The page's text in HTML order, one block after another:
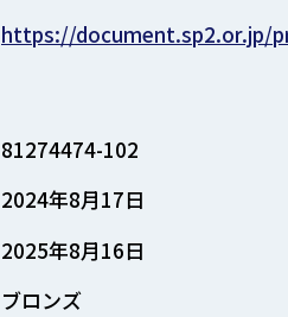
https://document.sp2.or.jp/
81274474-102
2024年8月17日
2025年8月16日
ブロンズ